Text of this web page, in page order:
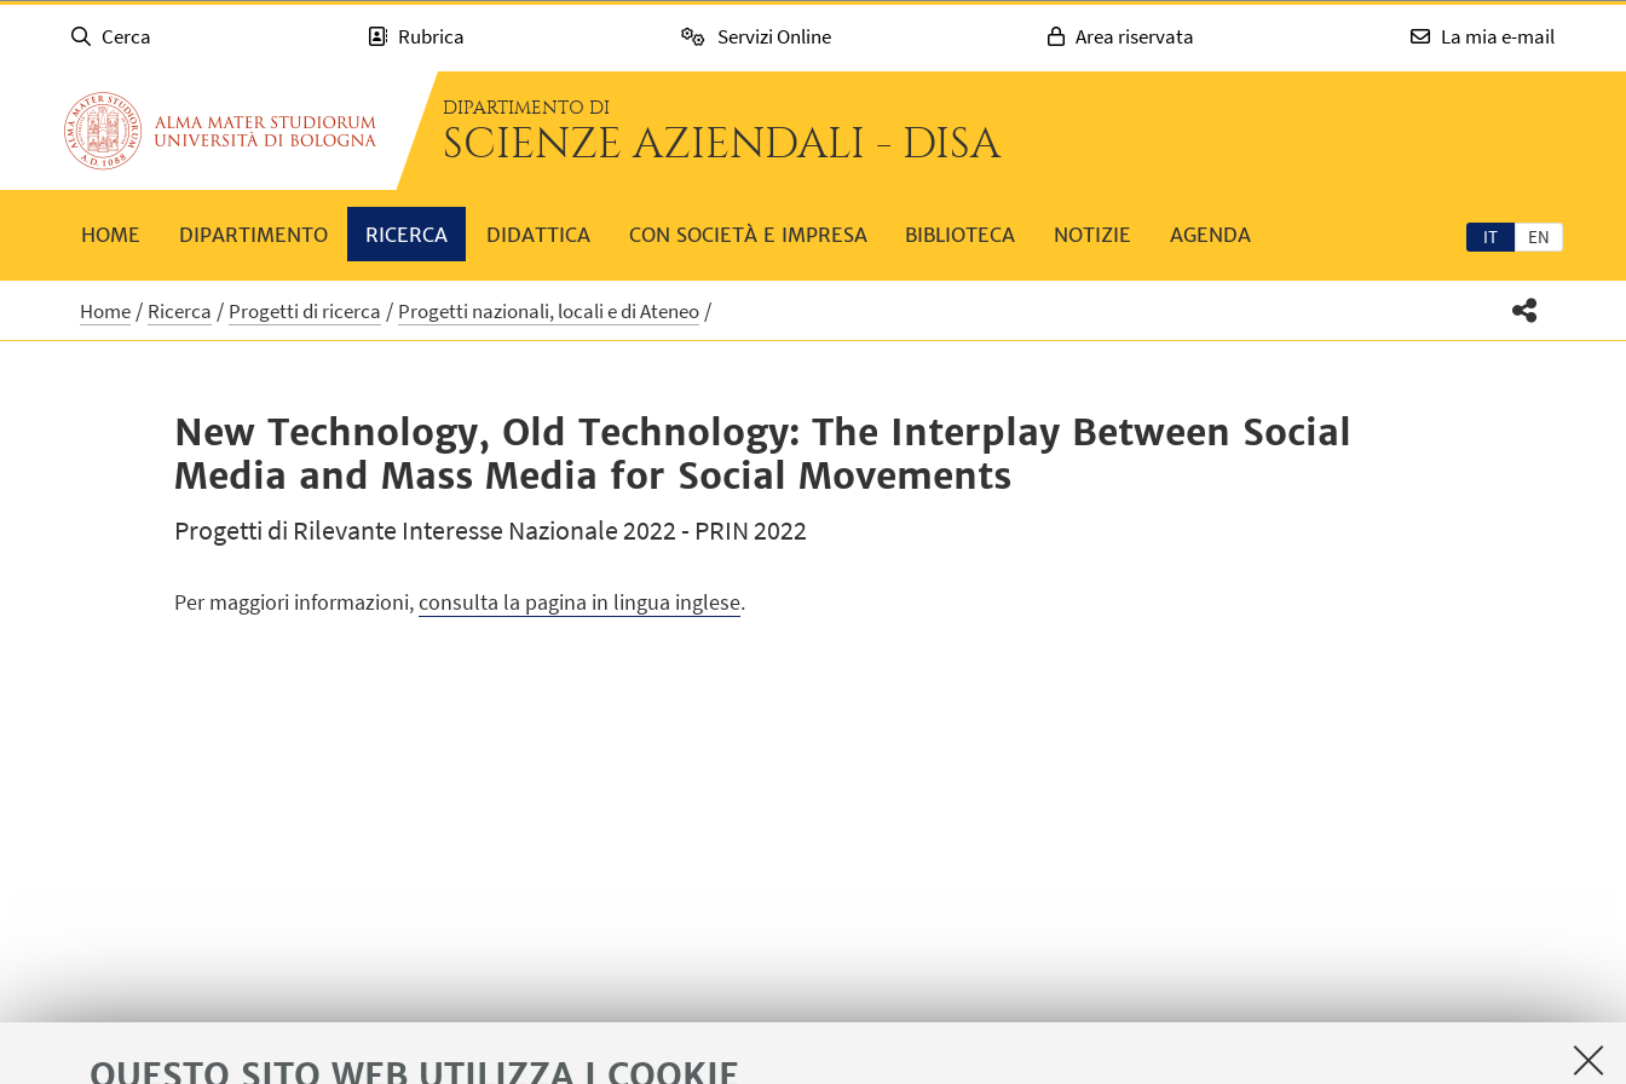
Cerca Rubrica Servizi Online Area riservata La mia e-mail
DIPARTIMENTO DI
SCIENZE AZIENDALI - DISA
IT EN
HOME DIPARTIMENTO RICERCA DIDATTICA CON SOCIETÀ E IMPRESA BIBLIOTECA NOTIZIE AGENDA
Home Ricerca Progetti di ricerca Progetti nazionali, locali e di Ateneo
New Technology, Old Technology: The Interplay Between Social
Media and Mass Media for Social Movements
Progetti di Rilevante Interesse Nazionale 2022 - PRIN 2022
Per maggiori informazioni,consulta la pagina in lingua inglese.